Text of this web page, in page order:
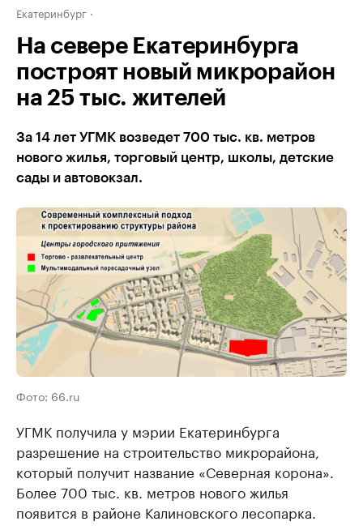
Екатеринбург
На севере Екатеринбурга
построят новый микрорайон
на 25 тыс. жителей
За 14 лет УГМК возведет 700 тыс. кв. метров
нового жилья, торговый центр, школы, детские
сады и автовокзал.
Фото: 66.ru
УГМК получила у мэрии Екатеринбурга
разрешение на строительство микрорайона,
который получит название «Северная корона».
Более 700 тыс. кв. метров нового жилья
появится в районе Калиновского лесопарка.